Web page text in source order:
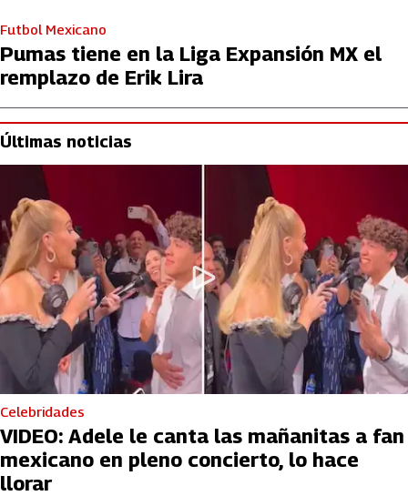
Futbol Mexicano
Pumas tiene en la Liga Expansión MX el
remplazo de Erik Lira
Últimas noticias
Celebridades
VIDEO: Adele le canta las mañanitas a fan
mexicano en pleno concierto, lo hace
llorar